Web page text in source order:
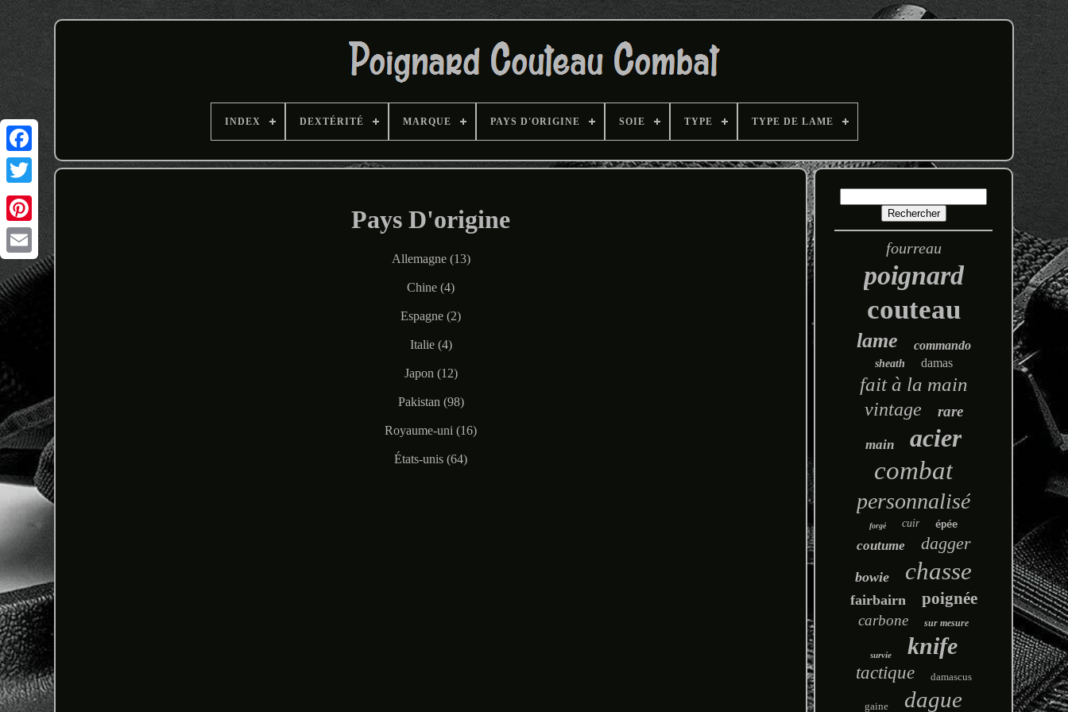
Email
INDEX DEXTÉRITÉ MARQUE PAYS D'ORIGINE SOIE TYPE TYPE DE LAME
Pays D'origine
Allemagne (13)
Chine (4)
Espagne (2)
Italie (4)
Japon (12)
Pakistan (98)
Royaume-uni (16)
États-unis (64)
fourreau
poignard
couteau
lame commando
sheath damas
fait à la main
vintage rare
main
acier
combat
personnalisé
forgé cuir épée
coutume dagger
bowie chasse
fairbairn poignée
carbone sur mesure
survie knife
tactique damascus
gaine dague